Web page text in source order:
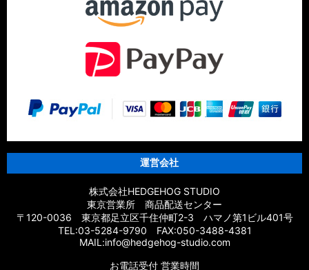
運営会社
株式会社HEDGEHOG STUDIO
東京営業所 商品配送センター
〒120-0036 東京都足立区千住仲町2-3 ハマノ第1ビル401号
TEL:03-5284-9790 FAX:050-3488-4381
MAIL:info@hedgehog-studio.com
お電話受付 営業時間